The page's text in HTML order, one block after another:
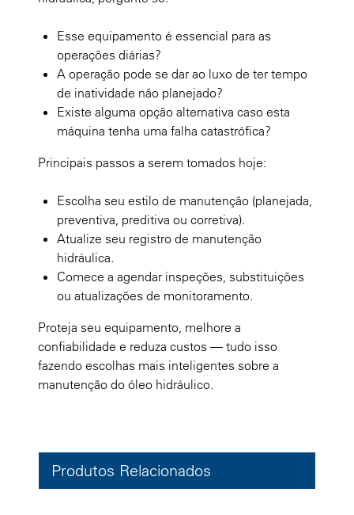
Esse equipamento é essencial para as
operações diárias?
A operação pode se dar ao luxo de ter tempo
de inatividade não planejado?
Existe alguma opção alternativa caso esta
máquina tenha uma falha catastrófica?
Principais passos a serem tomados hoje:
Escolha seu estilo de manutenção (planejada,
preventiva, preditiva ou corretiva).
Atualize seu registro de manutenção
hidráulica.
Comece a agendar inspeções, substituições
ou atualizações de monitoramento.
Proteja seu equipamento, melhore a
confiabilidade e reduza custos — tudo isso
fazendo escolhas mais inteligentes sobre a
manutenção do óleo hidráulico.
Produtos Relacionados